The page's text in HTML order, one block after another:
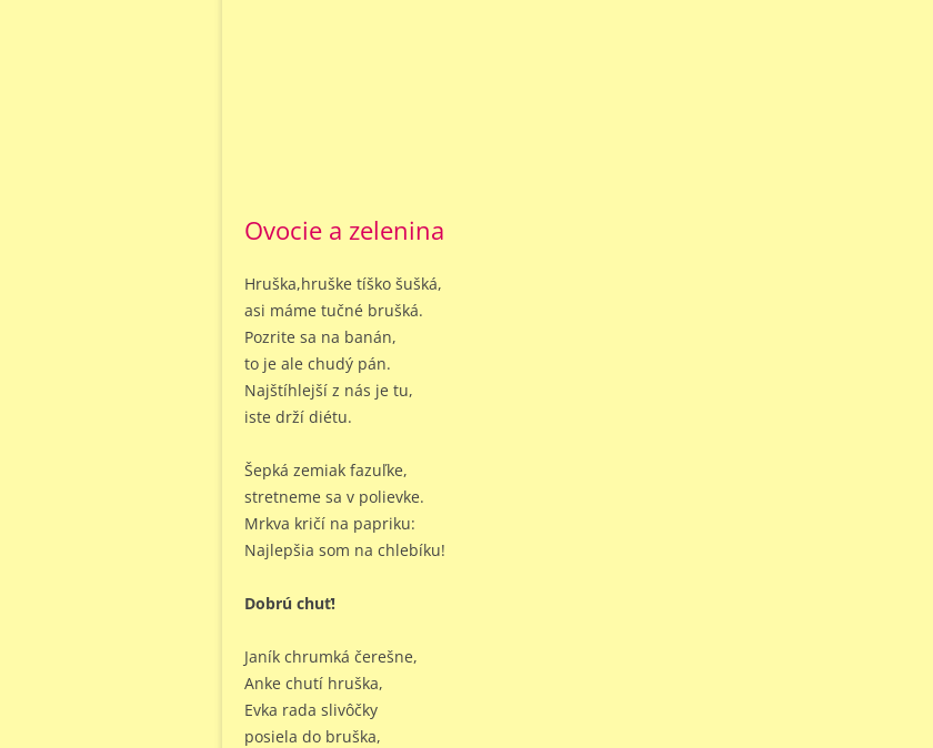
Ovocie a zelenina
Hruška,hruške tíško šušká,
asi máme tučné brušká.
Pozrite sa na banán,
to je ale chudý pán.
Najštíhlejší z nás je tu,
iste drží diétu.
Šepká zemiak fazuľke,
stretneme sa v polievke.
Mrkva kričí na papriku:
Najlepšia som na chlebíku!
Dobrú chuť!
Janík chrumká čerešne,
Anke chutí hruška,
Evka rada slivôčky
posiela do bruška,